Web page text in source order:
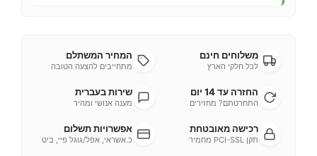
משלוחים חינם
לכל חלקי הארץ
המחיר המשתלם
מתחייבים להצעה הטובה
החזרה עד 14 יום
התחרטתם? מחזירים
שירות בעברית
מענה אנושי ומהיר
רכישה מאובטחת
תקן PCI-SSL מחמיר
אפשרויות תשלום
כ.אשראי, אפל/גוגל פיי, ביט